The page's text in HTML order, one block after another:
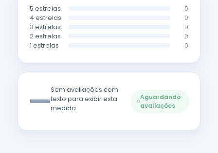
5 estrelas 0
4 estrelas 0
3 estrelas 0
2 estrelas 0
1 estrelas 0
—Sem avaliações com
texto para exibir esta
medida.
Aguardando
avaliações